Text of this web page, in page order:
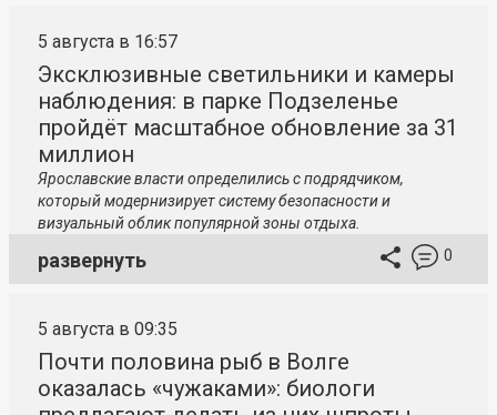
5 августа в 16:57
Эксклюзивные светильники и камеры
наблюдения: в парке Подзеленье
пройдёт масштабное обновление за 31
миллион
Ярославские власти определились с подрядчиком,
который модернизирует систему безопасности и
визуальный облик популярной зоны отдыха.
развернуть 0
5 августа в 09:35
Почти половина рыб в Волге
оказалась «чужаками»: биологи